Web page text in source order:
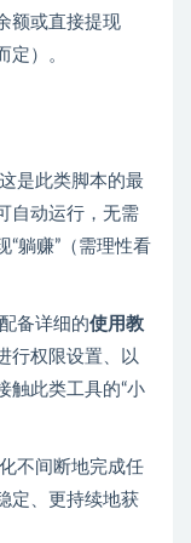
额或直接提现
定）。
这是此类脚本的最
自动运行，无需
“躺赚”（需理性看
备详细的使用教
行权限设置、以
触此类工具的“小
不间断地完成任
定、更持续地获